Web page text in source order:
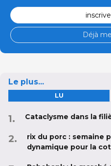
Déjà
Le plus...
LU
Cataclysme dans la
rix du porc : semaine
dynamique pour la